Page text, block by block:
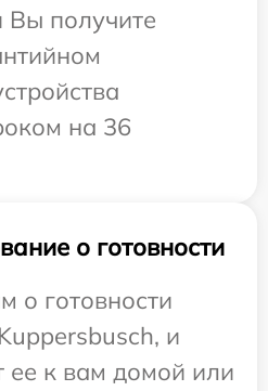
Вы получите
на 36
о готовности
готовности
и
ее к вам домой или